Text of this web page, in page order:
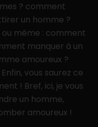
? comment
un homme ?
même : comment
manquer à un
amoureux ?
vous saurez ce
! Bref, ici, je vous
un homme,
amoureux !